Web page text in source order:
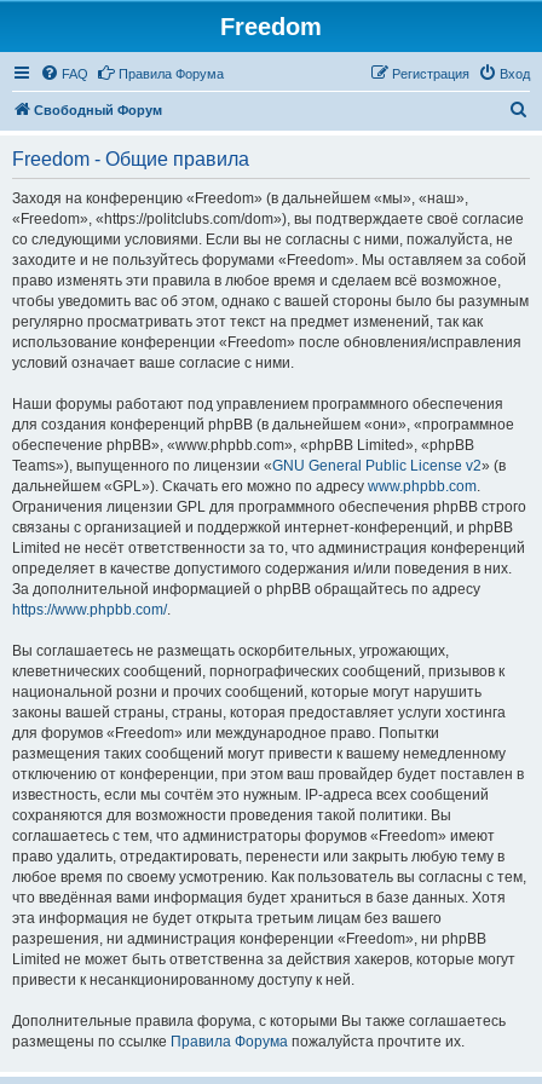
Freedom
FAQ Правила Форума Вход
Регистрация
Свободный Форум
Freedom - Общие правила
Заходя на конференцию «Freedom» (в дальнейшем «мы», «наш»,
«Freedom», «https://politclubs.com/dom»), вы подтверждаете своё согласие
со следующими условиями. Если вы не согласны с ними, пожалуйста, не
заходите и не пользуйтесь форумами «Freedom». Мы оставляем за собой
право изменять эти правила в любое время и сделаем всё возможное,
чтобы уведомить вас об этом, однако с вашей стороны было бы разумным
регулярно просматривать этот текст на предмет изменений, так как
использование конференции «Freedom» после обновления/исправления
условий означает ваше согласие с ними.
Наши форумы работают под управлением программного обеспечения
для создания конференций phpBB (в дальнейшем «они», «программное
обеспечение phpBB», «www.phpbb.com», «phpBB Limited», «phpBB
Teams»), выпущенного по лицензии «GNU General Public License v2» (в
дальнейшем «GPL»). Скачать его можно по адресу www.phpbb.com.
Ограничения лицензии GPL для программного обеспечения phpBB строго
связаны с организацией и поддержкой интернет-конференций, и phpBB
Limited не несёт ответственности за то, что администрация конференций
определяет в качестве допустимого содержания и/или поведения в них.
За дополнительной информацией о phpBB обращайтесь по адресу
https://www.phpbb.com/.
Вы соглашаетесь не размещать оскорбительных, угрожающих,
клеветнических сообщений, порнографических сообщений, призывов к
национальной розни и прочих сообщений, которые могут нарушить
законы вашей страны, страны, которая предоставляет услуги хостинга
для форумов «Freedom» или международное право. Попытки
размещения таких сообщений могут привести к вашему немедленному
отключению от конференции, при этом ваш провайдер будет поставлен в
известность, если мы сочтём это нужным. IP-адреса всех сообщений
сохраняются для возможности проведения такой политики. Вы
соглашаетесь с тем, что администраторы форумов «Freedom» имеют
право удалить, отредактировать, перенести или закрыть любую тему в
любое время по своему усмотрению. Как пользователь вы согласны с тем,
что введённая вами информация будет храниться в базе данных. Хотя
эта информация не будет открыта третьим лицам без вашего
разрешения, ни администрация конференции «Freedom», ни phpBB
Limited не может быть ответственна за действия хакеров, которые могут
привести к несанкционированному доступу к ней.
Дополнительные правила форума, с которыми Вы также соглашаетесь
размещены по ссылке Правила Форума пожалуйста прочтите их.